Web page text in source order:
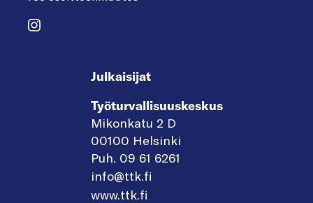
Instagram
Julkaisijat
Työturvallisuuskeskus
Mikonkatu 2 D
00100 Helsinki
Puh. 09 61 6261
info@ttk.fi
www.ttk.fi